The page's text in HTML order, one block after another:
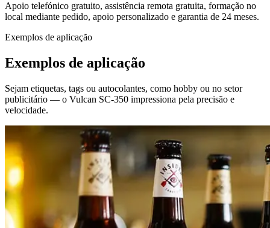
Apoio telefónico gratuito, assistência remota gratuita, formação no
local mediante pedido, apoio personalizado e garantia de 24 meses.
Exemplos de aplicação
Exemplos de aplicação
Sejam etiquetas, tags ou autocolantes, como hobby ou no setor
publicitário — o Vulcan SC-350 impressiona pela precisão e
velocidade.